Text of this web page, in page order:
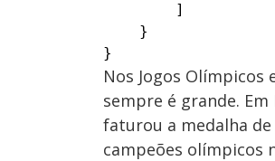
        ]
    }
}
Nos Jogos
sempre é grande.
faturou a medalha
campeões olímpicos